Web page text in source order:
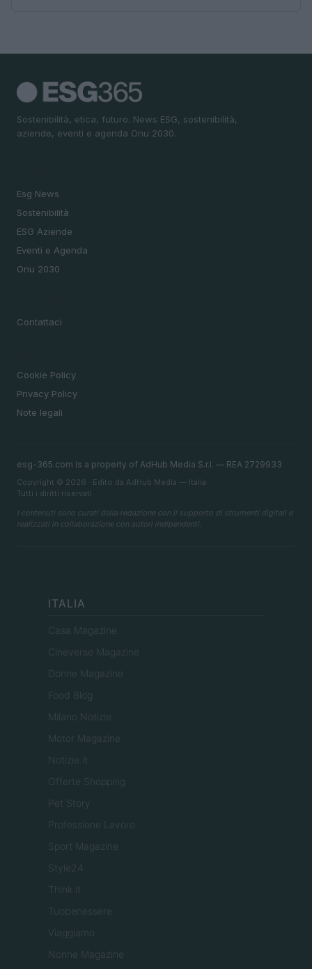
Sostenibilità, etica, futuro. News ESG, sostenibilità,
aziende, eventi e agenda Onu 2030.
Esg News
Sostenibilità
ESG Aziende
Eventi e Agenda
Onu 2030
Contattaci
Cookie Policy
Privacy Policy
Note legali
esg-365.com is a property of AdHub Media S.r.l. — REA 2729933
Copyright © 2026 · Edito da AdHub Media — Italia
Tutti i diritti riservati
I contenuti sono curati dalla redazione con il supporto di strumenti digitali e
realizzati in collaborazione con autori indipendenti.
ITALIA
Casa Magazine
Cineverse Magazine
Donne Magazine
Food Blog
Milano Notizie
Motor Magazine
Notizie.it
Offerte Shopping
Pet Story
Professione Lavoro
Sport Magazine
Style24
Think.it
Tuobenessere
Viaggiamo
Nonne Magazine